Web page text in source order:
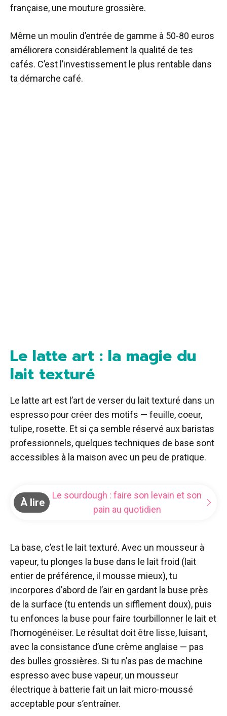
française, une mouture grossière.
Même un moulin d’entrée de gamme à 50-80 euros
améliorera considérablement la qualité de tes
cafés. C’est l’investissement le plus rentable dans
ta démarche café.
Le latte art : la magie du
lait texturé
Le latte art est l’art de verser du lait texturé dans un
espresso pour créer des motifs — feuille, coeur,
tulipe, rosette. Et si ça semble réservé aux baristas
professionnels, quelques techniques de base sont
accessibles à la maison avec un peu de pratique.
À lire
Le sourdough : faire son levain et son
pain au quotidien
La base, c’est le lait texturé. Avec un mousseur à
vapeur, tu plonges la buse dans le lait froid (lait
entier de préférence, il mousse mieux), tu
incorpores d’abord de l’air en gardant la buse près
de la surface (tu entends un sifflement doux), puis
tu enfonces la buse pour faire tourbillonner le lait et
l’homogénéiser. Le résultat doit être lisse, luisant,
avec la consistance d’une crème anglaise — pas
des bulles grossières. Si tu n’as pas de machine
espresso avec buse vapeur, un mousseur
électrique à batterie fait un lait micro-moussé
acceptable pour s’entraîner.